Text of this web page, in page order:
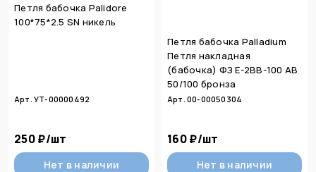
Петля бабочка Palidore
100*75*2.5 SN никель
Арт. УТ-00000492
250 ₽/шт
Нет в наличии
Петля бабочка Palladium
Петля накладная
(бабочка) ФЗ E-2ВВ-100 AB
50/100 бронза
Арт. 00-00050304
160 ₽/шт
Нет в наличии